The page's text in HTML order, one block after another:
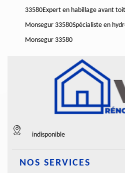
33580Expert en habillage avant
Monsegur 33580Spécialiste en
Monsegur 33580
indisponible
NOS SERVICES